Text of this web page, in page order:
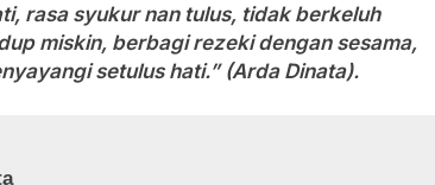
rasa syukur nan tulus, tidak berkeluh
miskin, berbagi rezeki dengan sesama,
setulus hati.” (Arda Dinata).